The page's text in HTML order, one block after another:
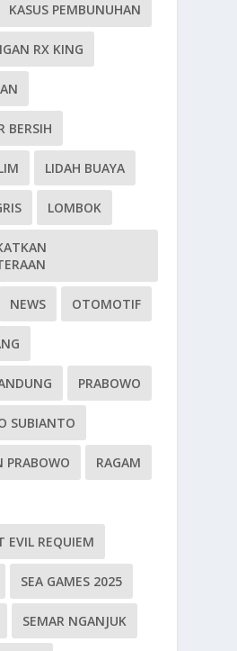
KASUS PEMBUNUHAN
RX KING
BERSIH
LIDAH BUAYA
LOMBOK
NEWS OTOMOTIF
PRABOWO
SUBIANTO
PRABOWO RAGAM
EVIL REQUIEM
SEA GAMES 2025
SEMAR NGANJUK